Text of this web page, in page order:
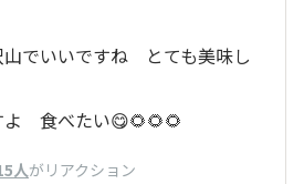
でいいですね とても美味し
よ 食べたい😋🌻🌻🌻
人がリアクション